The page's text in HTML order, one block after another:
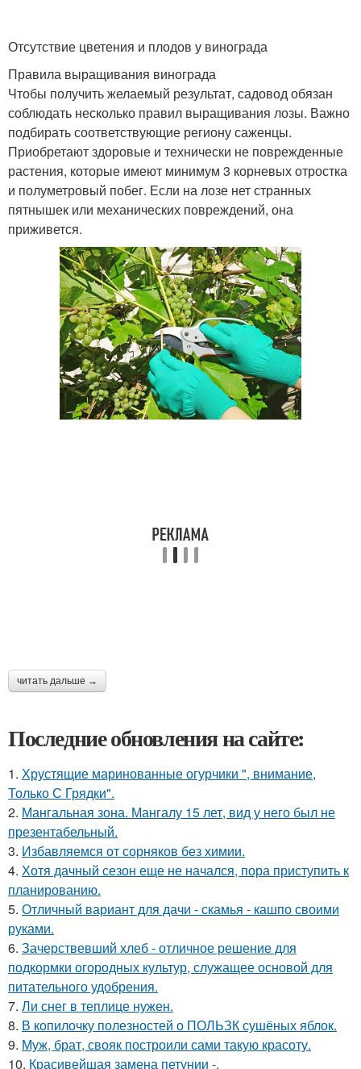
Отсутствие цветения и плодов у винограда
Правила выращивания винограда
Чтобы получить желаемый результат, садовод обязан
соблюдать несколько правил выращивания лозы. Важно
подбирать соответствующие региону саженцы.
Приобретают здоровые и технически не поврежденные
растения, которые имеют минимум 3 корневых отростка
и полуметровый побег. Если на лозе нет странных
пятнышек или механических повреждений, она
приживется.
читать дальше →
Последние обновления на сайте:
1. Хрустящие маринованные огурчики ", внимание,
Только С Грядки".
2. Мангальная зона. Мангалу 15 лет, вид у него был не
презентабельный.
3. Избавляемся от сорняков без химии.
4. Хотя дачный сезон еще не начался, пора приступить к
планированию.
5. Отличный вариант для дачи - скамья - кашпо своими
руками.
6. Зачерствевший хлеб - отличное решение для
подкормки огородных культур, служащее основой для
питательного удобрения.
7. Ли снег в теплице нужен.
8. В копилочку полезностей о ПОЛЬЗК сушёных яблок.
9. Муж, брат, свояк построили сами такую красоту.
10. Красивейшая замена петунии -.